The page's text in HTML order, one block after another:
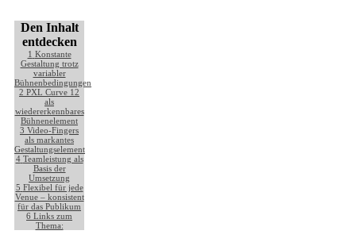
Den Inhalt
entdecken
1 Konstante
Gestaltung trotz
variabler
Bühnenbedingungen
2 PXL Curve 12
als
wiedererkennbares
Bühnenelement
3 Video-Fingers
als markantes
Gestaltungselement
4 Teamleistung als
Basis der
Umsetzung
5 Flexibel für jede
Venue – konsistent
für das Publikum
6 Links zum
Thema: